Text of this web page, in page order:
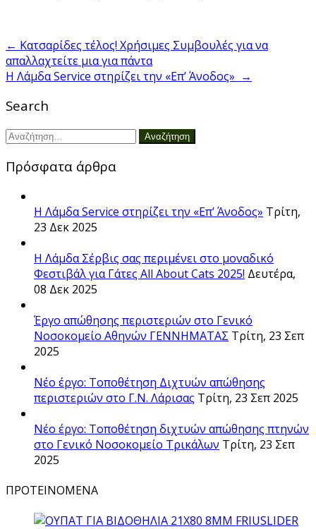
Πλοήγηση
άρθρων
← Κατσαρίδες τέλος! Χρήσιμες Συμβουλές για να
απαλλαχτείτε μια για πάντα
H Λάμδα Service στηρίζει την «Επ’ Άνοδος» →
Search
Αναζήτηση
Πρόσφατα άρθρα
H Λάμδα Service στηρίζει την «Επ’ Άνοδος» Τρίτη,
23 Δεκ 2025
Η Λάμδα Σέρβις σας περιμένει στο μοναδικό
Φεστιβάλ για Γάτες All About Cats 2025! Δευτέρα,
08 Δεκ 2025
Έργο απώθησης περιστεριών στο Γενικό
Νοσοκομείο Αθηνών ΓΕΝΝΗΜΑΤΑΣ Τρίτη, 23 Σεπ
2025
Νέο έργο: Τοποθέτηση Διχτυών απώθησης
περιστεριών στο Γ.Ν. Λάρισας Τρίτη, 23 Σεπ 2025
Νέο έργο: Τοποθέτηση διχτυών απώθησης πτηνών
στο Γενικό Νοσοκομείο Τρικάλων Τρίτη, 23 Σεπ
2025
ΠΡΟΤΕΙΝΟΜΕΝΑ